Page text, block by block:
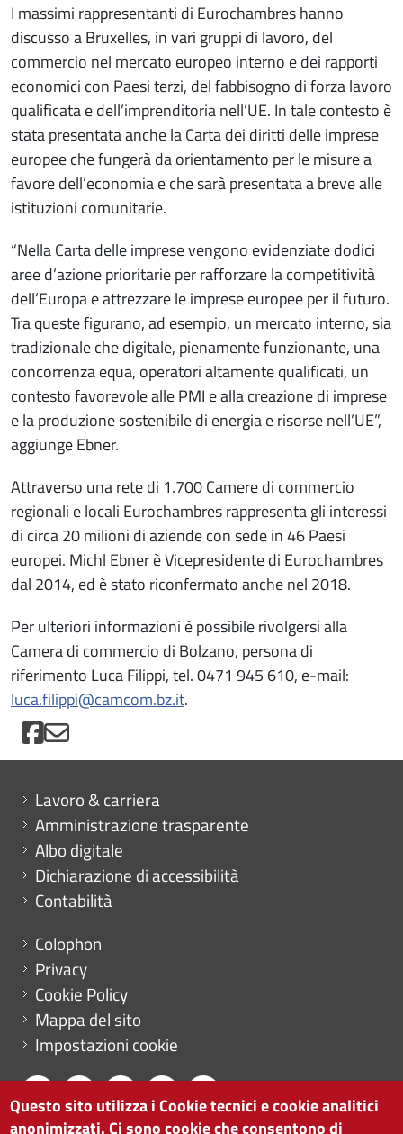
I massimi rappresentanti di Eurochambres hanno
discusso a Bruxelles, in vari gruppi di lavoro, del
commercio nel mercato europeo interno e dei rapporti
economici con Paesi terzi, del fabbisogno di forza lavoro
qualificata e dell’imprenditoria nell’UE. In tale contesto è
stata presentata anche la Carta dei diritti delle imprese
europee che fungerà da orientamento per le misure a
favore dell’economia e che sarà presentata a breve alle
istituzioni comunitarie.
“Nella Carta delle imprese vengono evidenziate dodici
aree d’azione prioritarie per rafforzare la competitività
dell’Europa e attrezzare le imprese europee per il futuro.
Tra queste figurano, ad esempio, un mercato interno, sia
tradizionale che digitale, pienamente funzionante, una
concorrenza equa, operatori altamente qualificati, un
contesto favorevole alle PMI e alla creazione di imprese
e la produzione sostenibile di energia e risorse nell’UE”,
aggiunge Ebner.
Attraverso una rete di 1.700 Camere di commercio
regionali e locali Eurochambres rappresenta gli interessi
di circa 20 milioni di aziende con sede in 46 Paesi
europei. Michl Ebner è Vicepresidente di Eurochambres
dal 2014, ed è stato riconfermato anche nel 2018.
Per ulteriori informazioni è possibile rivolgersi alla
Camera di commercio di Bolzano, persona di
riferimento Luca Filippi, tel. 0471 945 610, e-mail:
luca.filippi@camcom.bz.it.
Mini menu di servizio
Lavoro & carriera
Amministrazione trasparente
Albo digitale
Dichiarazione di accessibilità
Contabilità
Menu footer
Colophon
Privacy
Cookie Policy
Mappa del sito
Impostazioni cookie
Questo sito utilizza i Cookie tecnici e cookie analitici
anonimizzati. Ci sono cookie che consentono di